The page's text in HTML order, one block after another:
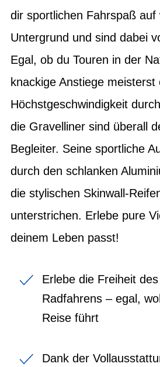
dir sportlichen Fahrspaß auf
Untergrund und sind dabei
Egal, ob du Touren in der
knackige Anstiege meisterst
Höchstgeschwindigkeit
die Gravelliner sind überall
Begleiter. Seine sportliche
durch den schlanken
die stylischen Skinwall-
unterstrichen. Erlebe pure
deinem Leben passt!
Erlebe die Freiheit
Radfahrens – egal,
Reise führt
Dank der